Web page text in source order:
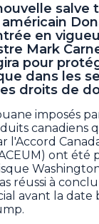
salve
en
Mark
pour
dans les
droits de
imposés
canadiens
l'Accord
ont été
réussi à
avant la date